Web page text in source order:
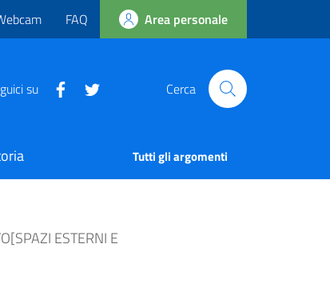
FAQ Area personale
su Cerca
Tutti gli argomenti
ESTERNI E